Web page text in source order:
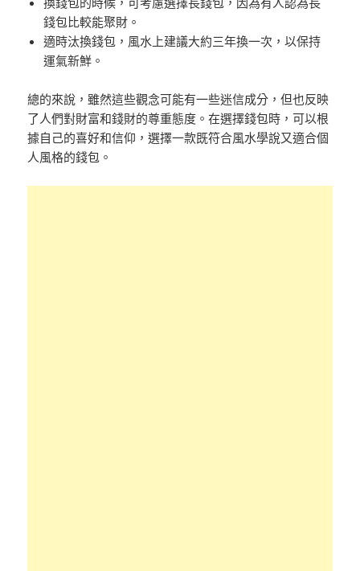
錢包比較能聚財。
適時汰換錢包，風水上建議大約三年換一次，以保持
運氣新鮮。
總的來說，雖然這些觀念可能有一些迷信成分，但也反映
了人們對財富和錢財的尊重態度。在選擇錢包時，可以根
據自己的喜好和信仰，選擇一款既符合風水學說又適合個
人風格的錢包。